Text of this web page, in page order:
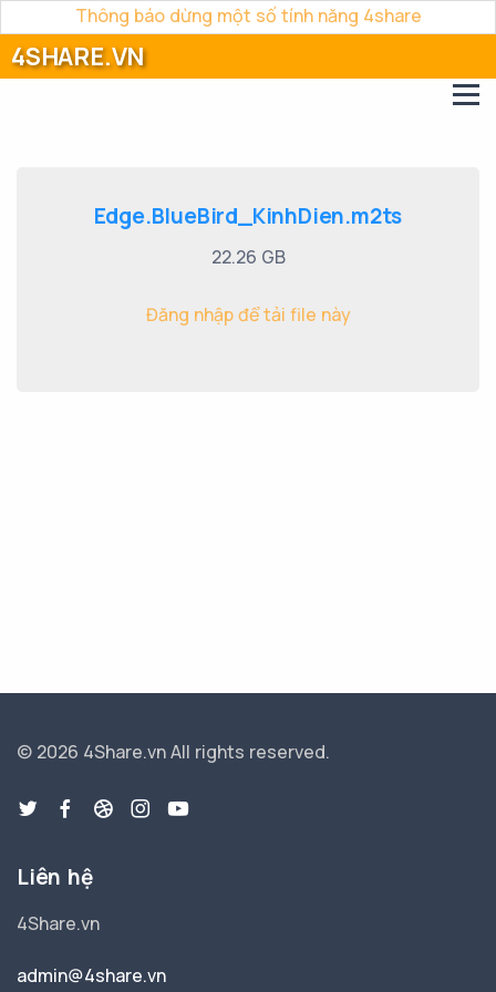
Thông báo dừng một số tính năng 4share
4SHARE.VN
Edge.BlueBird_KinhDien.m2ts
22.26 GB
Đăng nhập để tải file này
© 2026 4Share.vnAll rights reserved.
Liên hệ
4Share.vn
admin@4share.vn